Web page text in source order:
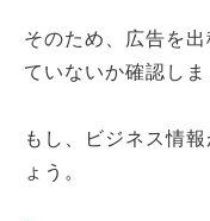
そのため、広告を
ていないか確認しま
もし、ビジネス情
ょう。